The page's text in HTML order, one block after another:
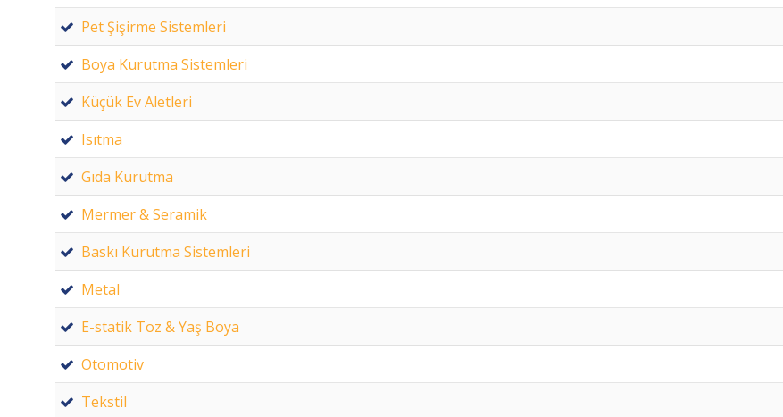
Pet Şişirme Sistemleri
Boya Kurutma Sistemleri
Küçük Ev Aletleri
Isıtma
Gıda Kurutma
Mermer & Seramik
Baskı Kurutma Sistemleri
Metal
E-statik Toz & Yaş Boya
Otomotiv
Tekstil